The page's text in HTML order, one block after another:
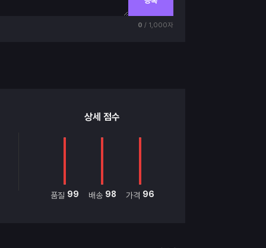
0 / 1,000자
상세 점수
품질 99 배송 98 가격 96